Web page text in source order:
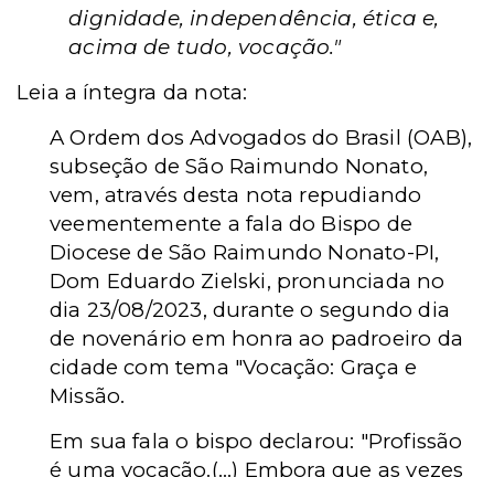
dignidade, independência, ética e,
acima de tudo, vocação."
Leia a íntegra da nota:
A Ordem dos Advogados do Brasil (OAB),
subseção de São Raimundo Nonato,
vem, através desta nota repudiando
veementemente a fala do Bispo de
Diocese de São Raimundo Nonato-PI,
Dom Eduardo Zielski, pronunciada no
dia 23/08/2023, durante o segundo dia
de novenário em honra ao padroeiro da
cidade com tema "Vocação: Graça e
Missão.
Em sua fala o bispo declarou: "Profissão
é uma vocação.(...) Embora que as vezes